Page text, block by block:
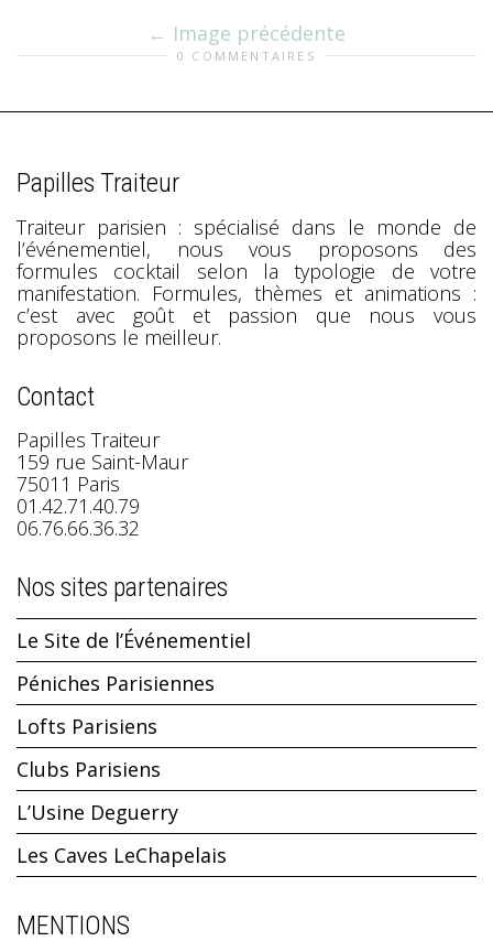
Image précédente
0 COMMENTAIRES
Papilles Traiteur
Traiteur parisien : spécialisé dans le monde de
l’événementiel, nous vous proposons des
formules cocktail selon la typologie de votre
manifestation. Formules, thèmes et animations :
c’est avec goût et passion que nous vous
proposons le meilleur.
Contact
Papilles Traiteur
159 rue Saint-Maur
75011 Paris
01.42.71.40.79
06.76.66.36.32
Nos sites partenaires
Le Site de l’Événementiel
Péniches Parisiennes
Lofts Parisiens
Clubs Parisiens
L’Usine Deguerry
Les Caves LeChapelais
MENTIONS